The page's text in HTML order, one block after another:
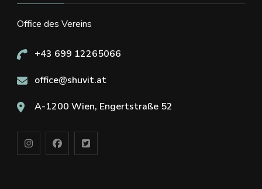
Office des Vereins
+43 699 12265066
office@shuvit.at
A-1200 Wien, Engertstraße 52